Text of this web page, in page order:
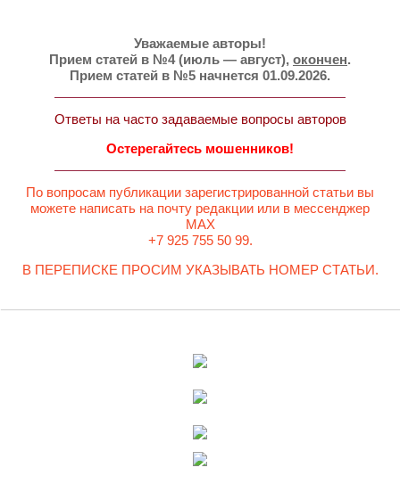
Уважаемые авторы!
Прием статей в №4 (июль — август), окончен.
Прием статей в №5 начнется 01.09.2026.
Ответы на часто задаваемые вопросы авторов
Остерегайтесь мошенников!
По вопросам публикации зарегистрированной статьи вы
можете написать на почту редакции или в мессенджер
MAX
+7 925 755 50 99.
В ПЕРЕПИСКЕ ПРОСИМ УКАЗЫВАТЬ НОМЕР СТАТЬИ.